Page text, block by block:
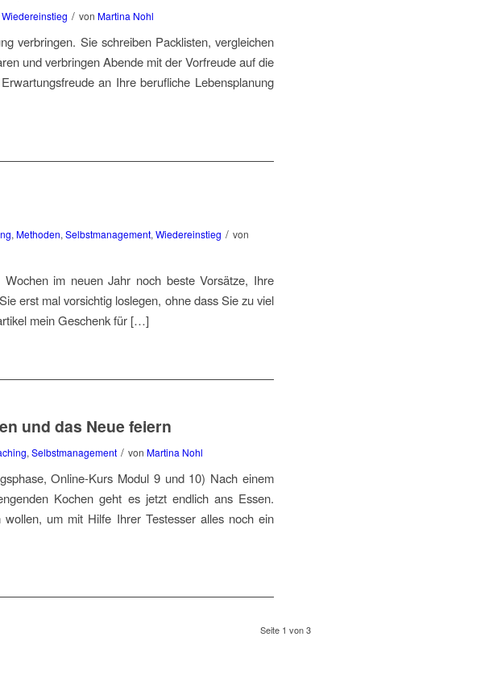
Wiedereinstieg / von Martina Nohl
verbringen. Sie schreiben Packlisten, vergleichen
und verbringen Abende mit der Vorfreude auf die
an Ihre berufliche Lebensplanung
, Methoden, Selbstmanagement, Wiedereinstieg / von
im neuen Jahr noch beste Vorsätze, Ihre
erst mal vorsichtig loslegen, ohne dass Sie zu viel
mein Geschenk für […]
und das Neue feiern
, Selbstmanagement / von Martina Nohl
Online-Kurs Modul 9 und 10) Nach einem
Kochen geht es jetzt endlich ans Essen.
um mit Hilfe Ihrer Testesser alles noch ein
Seite 1 von 3